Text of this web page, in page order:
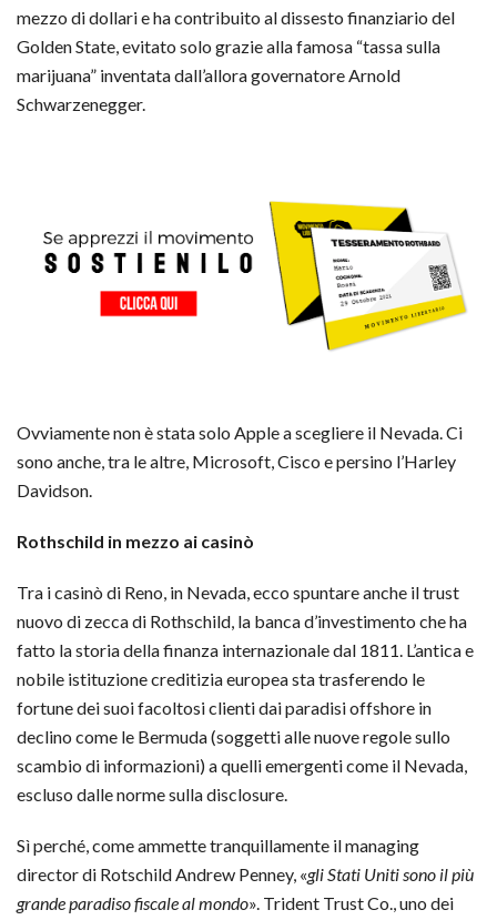
mezzo di dollari e ha contribuito al dissesto finanziario del
Golden State, evitato solo grazie alla famosa “tassa sulla
marijuana” inventata dall’allora governatore Arnold
Schwarzenegger.
Ovviamente non è stata solo Apple a scegliere il Nevada. Ci
sono anche, tra le altre, Microsoft, Cisco e persino l’Harley
Davidson.
Rothschild in mezzo ai casinò
Tra i casinò di Reno, in Nevada, ecco spuntare anche il trust
nuovo di zecca di Rothschild, la banca d’investimento che ha
fatto la storia della finanza internazionale dal 1811. L’antica e
nobile istituzione creditizia europea sta trasferendo le
fortune dei suoi facoltosi clienti dai paradisi offshore in
declino come le Bermuda (soggetti alle nuove regole sullo
scambio di informazioni) a quelli emergenti come il Nevada,
escluso dalle norme sulla disclosure.
Sì perché, come ammette tranquillamente il managing
director di Rotschild Andrew Penney, «gli Stati Uniti sono il più
grande paradiso fiscale al mondo». Trident Trust Co., uno dei